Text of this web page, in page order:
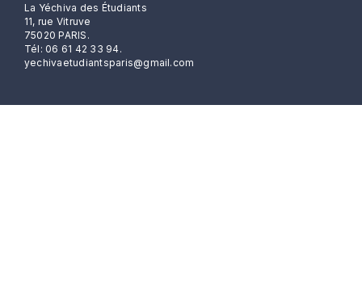
La Yéchiva des Étudiants
11, rue Vitruve
75020 PARIS.
Tél: 06 61 42 33 94.
yechivaetudiantsparis@gmail.com